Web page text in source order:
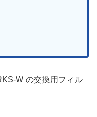
W の交換用フィル